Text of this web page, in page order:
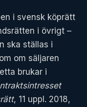
i svensk köprätt
i övrigt –
ska ställas i
om säljaren
brukar i
, 11 uppl. 2018,